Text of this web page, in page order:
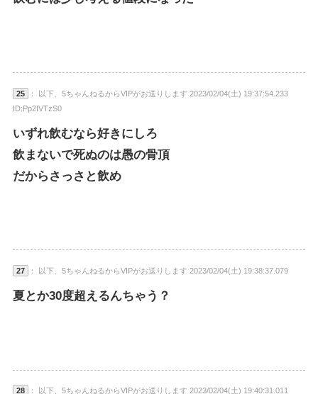
25
： 以下、5ちゃんねるからVIPがお送りします 2023/02/04(土) 19:37:54.233
ID:Pp2IVTzS0
いずれ飲むなら好きにしろ
飲まないで死ぬのは愚の骨頂
だからさっさと飲め
27 ： 以下、5ちゃんねるからVIPがお送りします 2023/02/04(土) 19:38:37.079
夏とか30度超えるんちゃう？
28 ： 以下、5ちゃんねるからVIPがお送りします 2023/02/04(土) 19:40:31.011